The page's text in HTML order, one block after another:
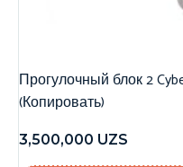
Прогулочный блок 2
(Копировать)
3,500,000 UZS